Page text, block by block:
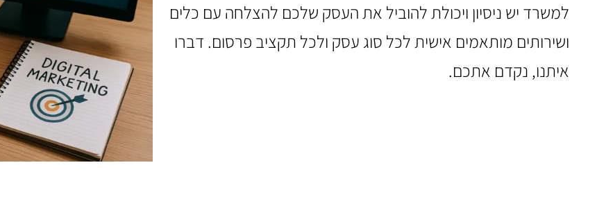
למשרד יש ניסיון ויכולת להוביל את העסק שלכם להצלחה עם כלים
ושירותים מותאמים אישית לכל סוג עסק ולכל תקציב פרסום. דברו
איתנו, נקדם אתכם.